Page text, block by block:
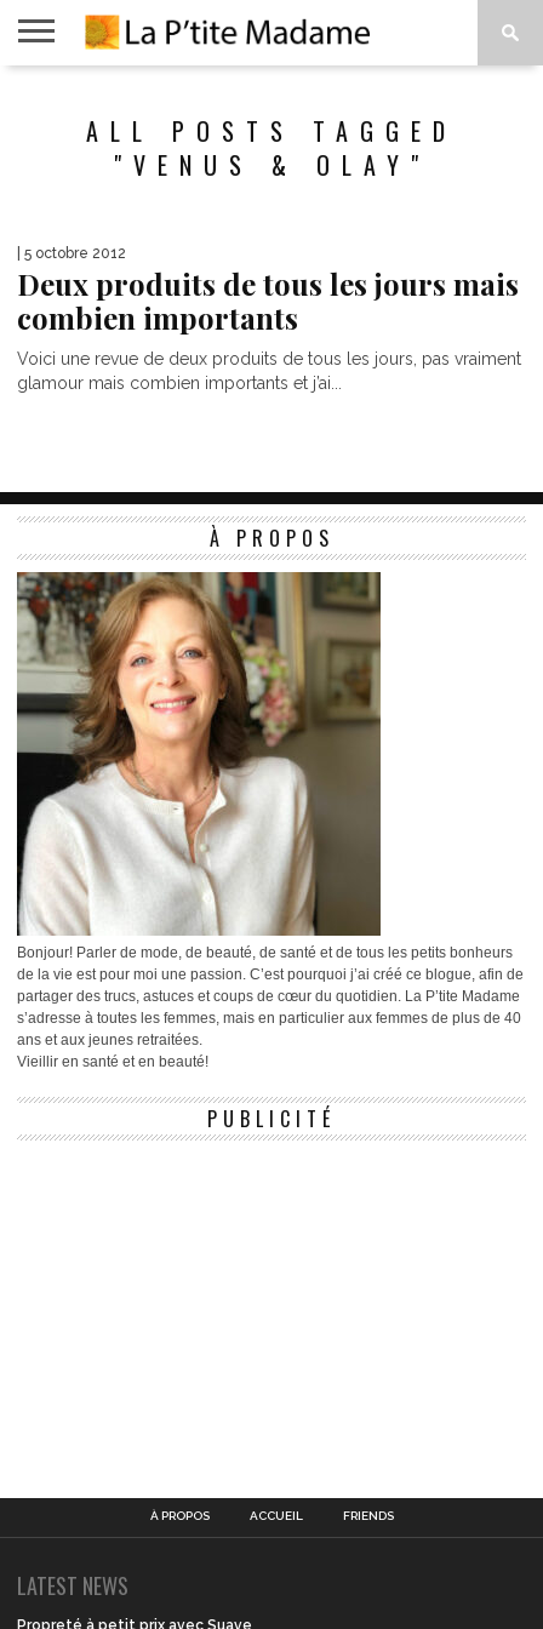
VIVRE
PROPOSALL POSTS TAGGED
"VENUS & OLAY"
| 5 octobre 2012
Deux produits de tous les jours mais
combien importants
Voici une revue de deux produits de tous les jours, pas vraiment
glamour mais combien importants et j’ai...
À PROPOS
Bonjour! Parler de mode, de beauté, de santé et de tous les petits bonheurs
de la vie est pour moi une passion. C’est pourquoi j’ai créé ce blogue, afin de
partager des trucs, astuces et coups de cœur du quotidien. La P’tite Madame
s’adresse à toutes les femmes, mais en particulier aux femmes de plus de 40
ans et aux jeunes retraitées.
Vieillir en santé et en beauté!
PUBLICITÉ
À PROPOS ACCUEIL FRIENDS
LATEST NEWS
Propreté à petit prix avec Suave